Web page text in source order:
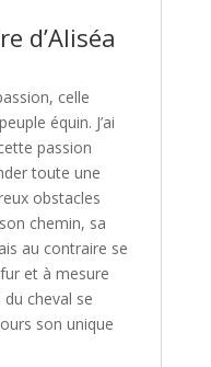
d’Aliséa
celle
équin. J’ai
passion
toute une
obstacles
chemin, sa
au contraire se
et à mesure
cheval se
son unique